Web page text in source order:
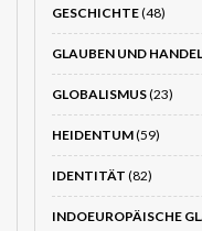
GESCHICHTE(48)
GLAUBEN UND
GLOBALISMUS(23)
HEIDENTUM(59)
IDENTITÄT (82)
INDOEUROPÄISCHE